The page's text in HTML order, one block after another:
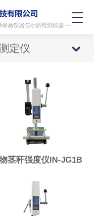
定仪
茎秆强度仪IN-JG1B